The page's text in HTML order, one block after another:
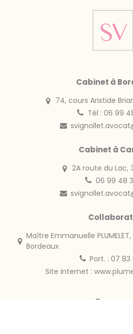
Cabinet à
74, cours Aristide
Tél : 06 99
Cabinet à
2A route du Lac,
06 99 48
Maître Emmanuelle
Bordeaux
Port. : 07 83
Site internet :